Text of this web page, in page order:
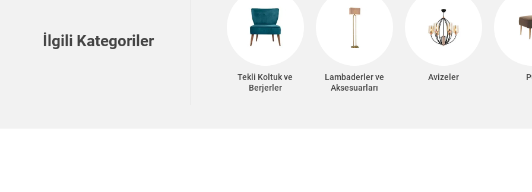
İlgili Kategoriler
Tekli Koltuk ve
Berjerler
Lambaderler ve
Aksesuarları
Avizeler